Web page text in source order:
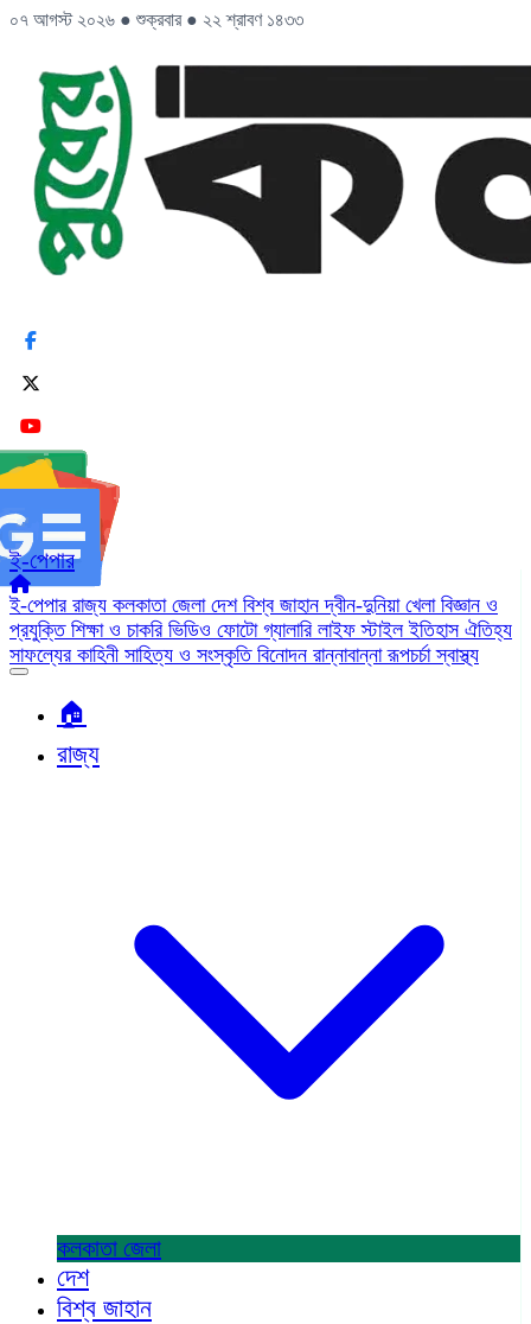
০৭ আগস্ট ২০২৬ ● শুক্রবার ● ২২ শ্রাবণ ১৪৩৩
ই-পেপার
ই-পেপার রাজ্য কলকাতা জেলা দেশ বিশ্ব জাহানদ্বীন-দুনিয়া খেলা বিজ্ঞান ও
প্রযুক্তি শিক্ষা ও চাকরি ভিডিও ফোটো গ্যালারি লাইফ স্টাইলইতিহাস ঐতিহ্য
সাফল্যের কাহিনী সাহিত্য ও সংস্কৃতি বিনোদন রান্নাবান্নারূপচর্চাস্বাস্থ্য
🏠︎
রাজ্য
কলকাতা জেলা
দেশ
বিশ্ব জাহান